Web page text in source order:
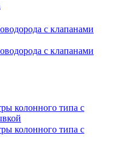
с клапанами
с клапанами
колонного типа с
колонного типа с